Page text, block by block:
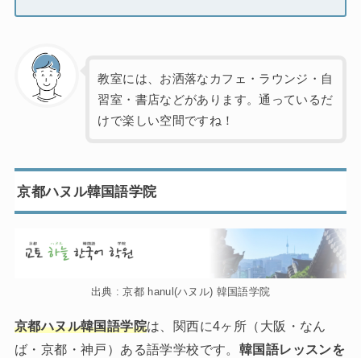
教室には、お洒落なカフェ・ラウンジ・自
習室・書店などがあります。通っているだ
けで楽しい空間ですね！
京都ハヌル韓国語学院
出典 : 京都 hanul(ハヌル) 韓国語学院
京都ハヌル韓国語学院は、関西に4ヶ所（大阪・なん
ば・京都・神戸）ある語学学校です。 韓国語レッスンを